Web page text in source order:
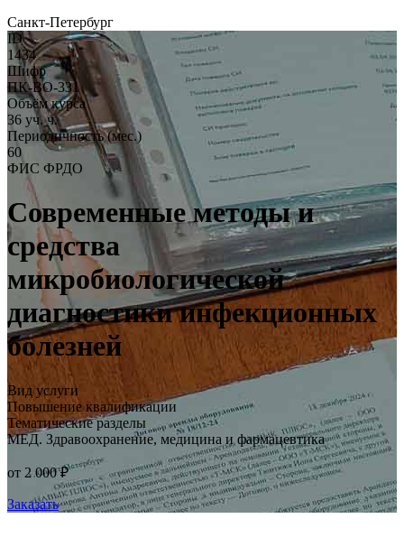
Санкт-Петербург
ID
1434
Шифр
ПК-ВО-331
Объём курса
36 уч. ч.
Периодичность (мес.)
60
ФИС ФРДО
Современные методы и
средства
микробиологической
диагностики инфекционных
болезней
Вид услуги
Повышение квалификации
Тематические разделы
МЕД. Здравоохранение, медицина и фармацевтика
от 2 000 ₽
Заказать